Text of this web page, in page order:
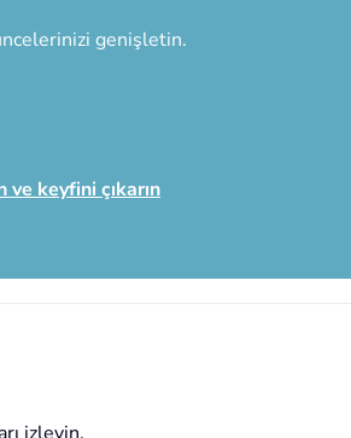
genişletin.
keyfini çıkarın